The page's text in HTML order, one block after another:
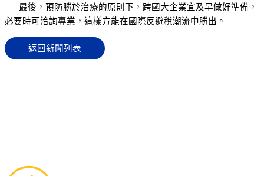
最後，預防勝於治療的原則下，跨國大企業宜及早做好準備，
必要時可洽詢專業，這樣方能在國際反避稅潮流中勝出。
返回新聞列表